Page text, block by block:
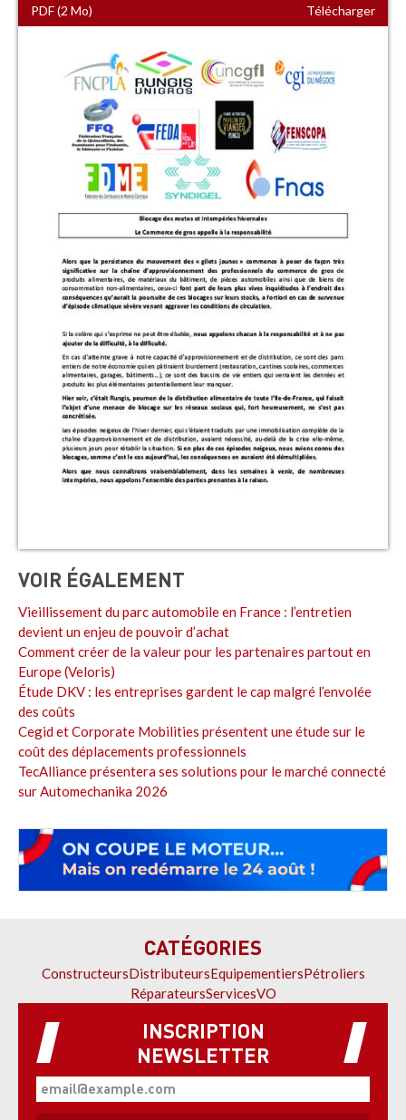
PDF (2 Mo) Télécharger
VOIR ÉGALEMENT
Vieillissement du parc automobile en France : l’entretien
devient un enjeu de pouvoir d’achat
Comment créer de la valeur pour les partenaires partout en
Europe (Veloris)
Étude DKV : les entreprises gardent le cap malgré l’envolée
des coûts
Cegid et Corporate Mobilities présentent une étude sur le
coût des déplacements professionnels
TecAlliance présentera ses solutions pour le marché connecté
sur Automechanika 2026
CATÉGORIES
ConstructeursDistributeursEquipementiersPétroliers
RéparateursServicesVO
INSCRIPTION
NEWSLETTER